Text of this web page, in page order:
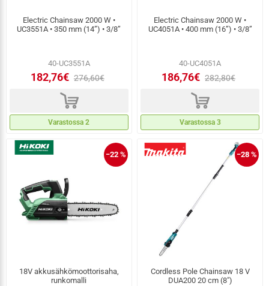
Electric Chainsaw 2000 W •
UC3551A • 350 mm (14”) • 3/8”
40-UC3551A
182,76€ 276,60€
d
Varastossa 2
Electric Chainsaw 2000 W •
UC4051A • 400 mm (16”) • 3/8”
40-UC4051A
186,76€ 282,80€
d
Varastossa 3
−22 %
18V akkusähkömoottorisaha,
runkomalli
−28 %
Cordless Pole Chainsaw 18 V
DUA200 20 cm (8")